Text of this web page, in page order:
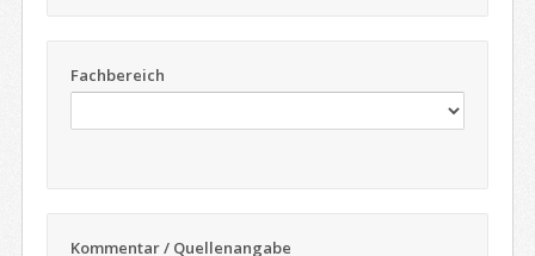
Fachbereich
Kommentar / Quellenangabe